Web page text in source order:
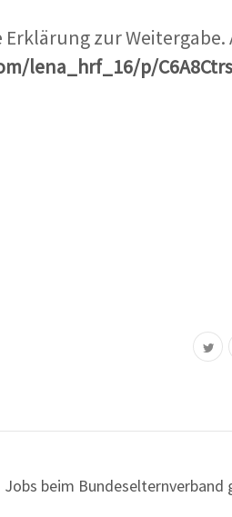
zur Weitergabe.
lena_hrf_16/p/
Jobs beim Bundeselternverband